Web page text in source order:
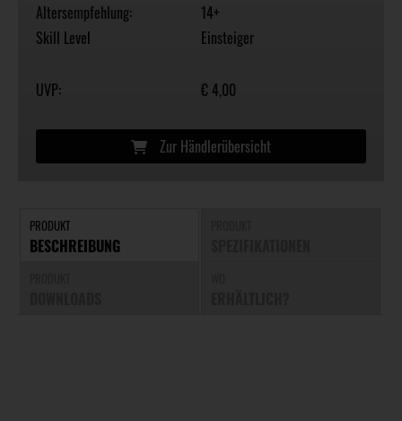
Altersempfehlung:
14+
Skill Level
Einsteiger
UVP: € 4,00
Zur Händlerübersicht
PRODUKT
BESCHREIBUNG